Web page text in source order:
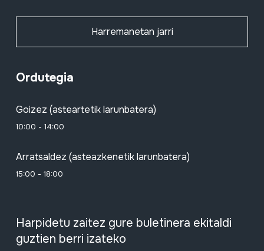
Harremanetan jarri
Ordutegia
Goizez (asteartetik larunbatera)
10:00 - 14:00
Arratsaldez (asteazkenetik larunbatera)
15:00 - 18:00
Harpidetu zaitez gure buletinera ekitaldi
guztien berri izateko